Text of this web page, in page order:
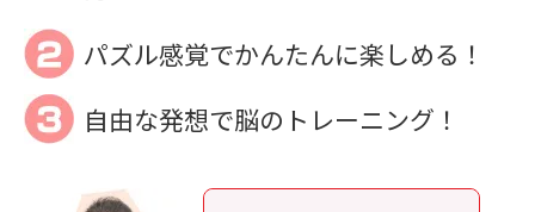
パズル感覚でかんたんに楽しめる！
自由な発想で脳のトレーニング！